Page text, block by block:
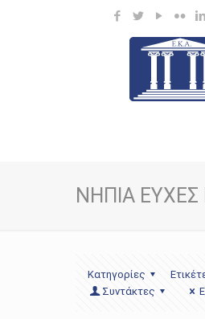
ΝΗΠΙΑ
Κατηγορίες
Συντάκτες